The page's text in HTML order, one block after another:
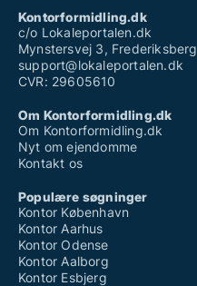
Kontorformidling.dk
c/o Lokaleportalen.dk
Mynstersvej 3, Frederiksberg
support@lokaleportalen.dk
CVR: 29605610
Om Kontorformidling.dk
Om Kontorformidling.dk
Nyt om ejendomme
Kontakt os
Populære søgninger
Kontor København
Kontor Aarhus
Kontor Odense
Kontor Aalborg
Kontor Esbjerg